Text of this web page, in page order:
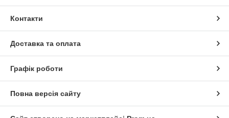
Контакти
Доставка та оплата
Графік роботи
Повна версія сайту